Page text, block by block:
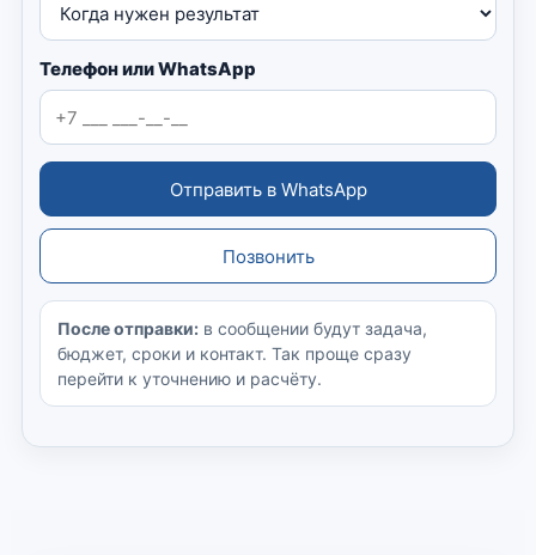
Телефон или WhatsApp
Отправить в WhatsApp
Позвонить
После отправки: в сообщении будут задача,
бюджет, сроки и контакт. Так проще сразу
перейти к уточнению и расчёту.